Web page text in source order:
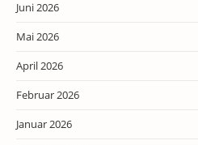
Juni 2026
Mai 2026
April 2026
Februar 2026
Januar 2026